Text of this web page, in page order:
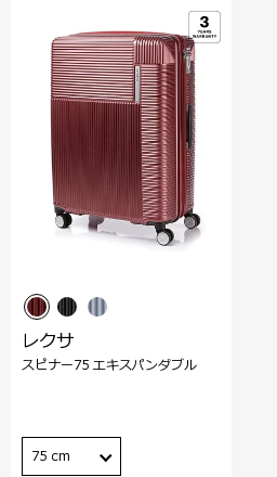
レクサ
スピナー75 エキスパンダブル
75 cm